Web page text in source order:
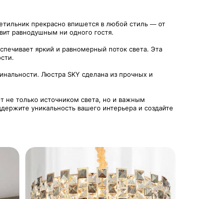
прекрасно впишется в любой стиль — от
равнодушным ни одного гостя.
яркий и равномерный поток света. Эта
Люстра SKY сделана из прочных и
не только источником света, но и важным
уникальность вашего интерьера и создайте